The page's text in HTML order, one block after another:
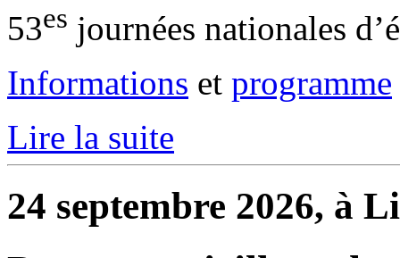
53es journées nationales
Informations et programme
Lire la suite
24 septembre 2026, à